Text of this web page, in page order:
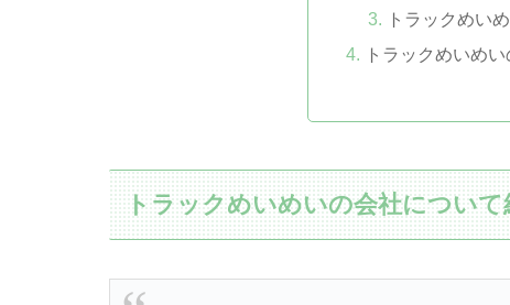
トラックめい
トラックめいめ
トラックめいめいの会社について